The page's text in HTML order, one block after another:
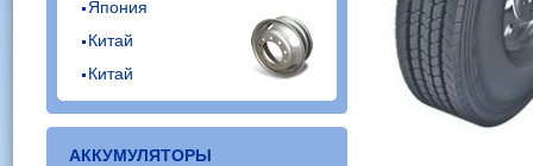
Япония
Китай
Китай
АККУМУЛЯТОРЫ